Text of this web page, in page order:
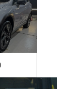
ヘッド
ション
ング